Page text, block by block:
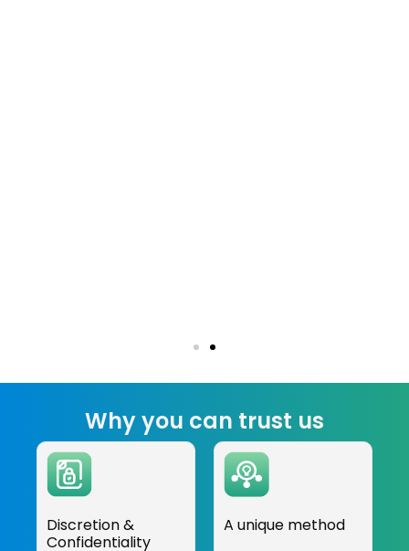
Why you can trust us
Discretion &
Confidentiality
A unique method